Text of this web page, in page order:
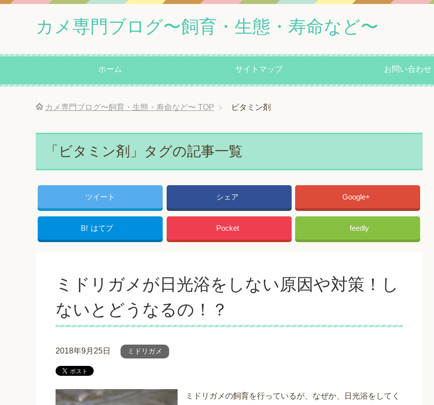
カメ専門ブログ〜飼育・生態・寿命など〜
ホーム サイトマップ お問い合わせ
カメ専門ブログ〜飼育・生態・寿命など〜 TOP ビタミン剤
「ビタミン剤」タグの記事一覧
ツイート シェア Google+
B! はてブ Pocket feedly
ミドリガメが日光浴をしない原因や対策！し
ないとどうなるの！？
2018年9月25日 ミドリガメ
ミドリガメの飼育を行っているが、なぜか、日光浴をしてく